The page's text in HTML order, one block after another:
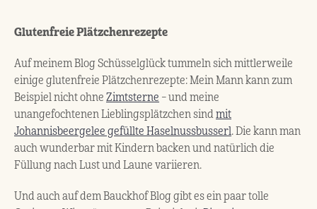
Glutenfreie Plätzchenrezepte
Auf meinem Blog Schüsselglück tummeln sich mittlerweile
einige glutenfreie Plätzchenrezepte: Mein Mann kann zum
Beispiel nicht ohne Zimtsterne – und meine
unangefochtenen Lieblingsplätzchen sindmit
Johannisbeergelee gefüllte Haselnussbusserl. Die kann man
auch wunderbar mit Kindern backen und natürlich die
Füllung nach Lust und Laune variieren.
Und auch auf dem Bauckhof Blog gibt es ein paar tolle